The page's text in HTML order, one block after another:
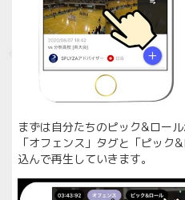
まずは自分たちのピック&ロー
「オフェンス」タグと「ピック
込んで再生していきます。